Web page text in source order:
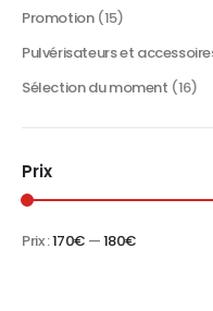
Promotion (15)
Pulvérisateurs et
Sélection du moment (16)
Prix
Prix :170€ —180€